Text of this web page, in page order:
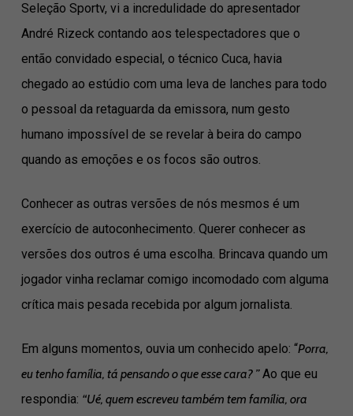
Seleção Sportv, vi a incredulidade do apresentador
André Rizeck contando aos telespectadores que o
então convidado especial, o técnico Cuca, havia
chegado ao estúdio com uma leva de lanches para todo
o pessoal da retaguarda da emissora, num gesto
humano impossível de se revelar à beira do campo
quando as emoções e os focos são outros.
Conhecer as outras versões de nós mesmos é um
exercício de autoconhecimento. Querer conhecer as
versões dos outros é uma escolha. Brincava quando um
jogador vinha reclamar comigo incomodado com alguma
crítica mais pesada recebida por algum jornalista.
Em alguns momentos, ouvia um conhecido apelo: “Porra,
eu tenho família, tá pensando o que esse cara? ”Ao que eu
respondia: “Ué, quem escreveu também tem família, ora